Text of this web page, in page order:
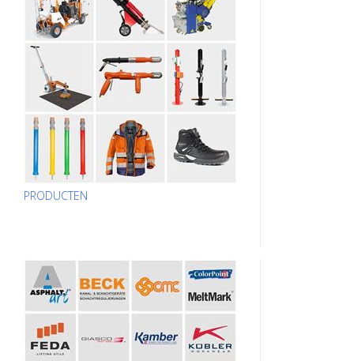
PRODUCTEN